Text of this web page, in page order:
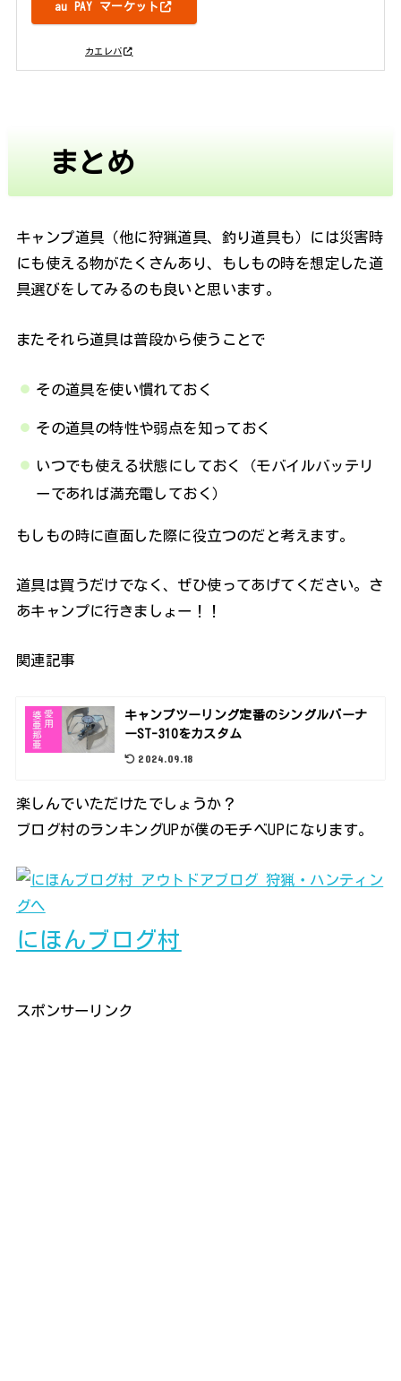
カエレバ
au PAY マーケット
まとめ
キャンプ道具（他に狩猟道具、釣り道具も）には災害時
にも使える物がたくさんあり、もしもの時を想定した道
具選びをしてみるのも良いと思います。
またそれら道具は普段から使うことで
その道具を使い慣れておく
その道具の特性や弱点を知っておく
いつでも使える状態にしておく（モバイルバッテリ
ーであれば満充電しておく）
もしもの時に直面した際に役立つのだと考えます。
道具は買うだけでなく、ぜひ使ってあげてください。さ
あキャンプに行きましょー！！
関連記事
キャンプツーリング定番のシングルバーナ
ーST-310をカスタム
2024.09.18
楽しんでいただけたでしょうか？
ブログ村のランキングUPが僕のモチベUPになります。
にほんブログ村
スポンサーリンク